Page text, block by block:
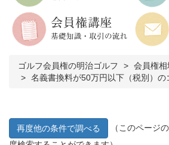
ゴルフ会員権の明治ゴルフ
会員権相
名義書換料が50万円以下（税別）の
再度他の条件で調べる
（このページ